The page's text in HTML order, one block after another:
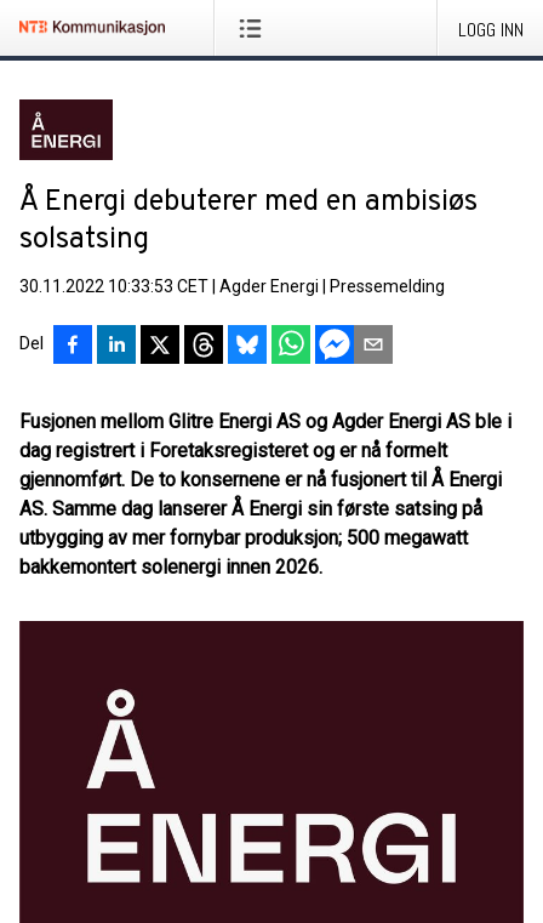
LOGG INN
Å Energi debuterer med en ambisiøs
solsatsing
30.11.2022 10:33:53 CET Agder Energi Pressemelding
Del
Fusjonen mellom Glitre Energi AS og Agder Energi AS ble i
dag registrert i Foretaksregisteret og er nå formelt
gjennomført. De to konsernene er nå fusjonert til Å Energi
AS. Samme dag lanserer Å Energi sin første satsing på
utbygging av mer fornybar produksjon; 500 megawatt
bakkemontert solenergi innen 2026.